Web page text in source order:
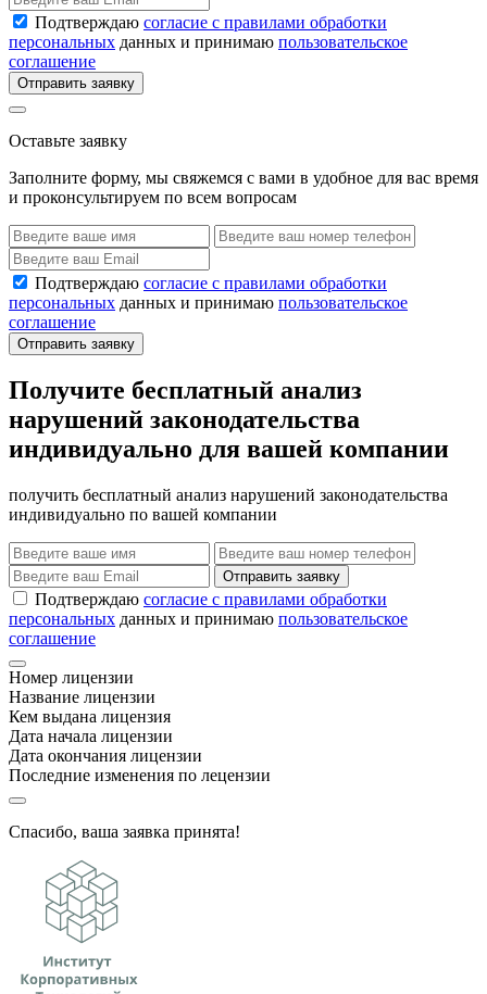
Подтверждаю согласие с правилами обработки
персональных данных и принимаю пользовательское
соглашение
Отправить заявку
Оставьте заявку
Заполните форму, мы свяжемся с вами в удобное для вас время
и проконсультируем по всем вопросам
Подтверждаю согласие с правилами обработки
персональных данных и принимаю пользовательское
соглашение
Отправить заявку
Получите бесплатный анализ
нарушений законодательства
индивидуально для вашей компании
получить бесплатный анализ нарушений законодательства
индивидуально по вашей компании
Отправить заявку
Подтверждаю согласие с правилами обработки
персональных данных и принимаю пользовательское
соглашение
Номер лицензии
Название лицензии
Кем выдана лицензия
Дата начала лицензии
Дата окончания лицензии
Последние изменения по лецензии
Спасибо, ваша заявка принята!